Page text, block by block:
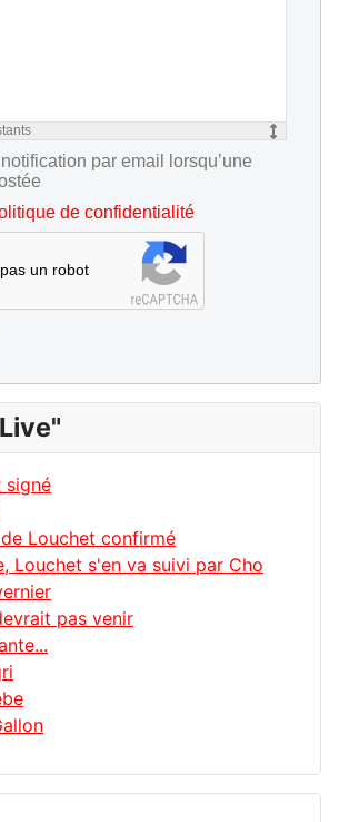
par email lorsqu’une
de confidentialité
un robot
signé
Louchet confirmé
Louchet s'en va suivi par Cho
pas venir